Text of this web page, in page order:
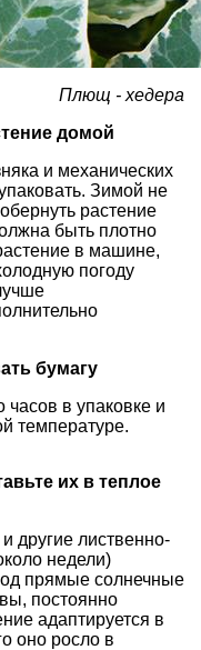
Плющ - хедера
домой
и механических
Зимой не
растение
быть плотно
в машине,
погоду
бумагу
часов в упаковке и
температуре.
их в теплое
и другие лиственно-
недели)
прямые солнечные
постоянно
адаптируется в
оно росло в